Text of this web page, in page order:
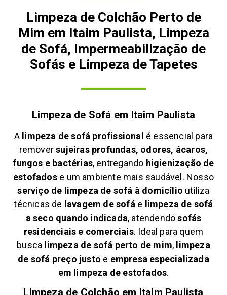
Limpeza de Colchão Perto de
Mim em Itaim Paulista, Limpeza
de Sofá, Impermeabilização de
Sofás e Limpeza de Tapetes
Limpeza de Sofá em Itaim Paulista
A limpeza de sofá profissional é essencial para
removersujeiras profundas, odores, ácaros,
fungos e bactérias, entregando higienização de
estofadose um ambiente mais saudável. Nosso
serviço de limpeza de sofá à domicílio utiliza
técnicas de lavagem de sofá e limpeza de sofá
a seco quando indicada, atendendosofás
residenciais e comerciais. Ideal para quem
busca limpeza de sofá perto de mim, limpeza
de sofá preço justo e empresa especializada
em limpeza de estofados.
Limpeza de Colchão em Itaim Paulista